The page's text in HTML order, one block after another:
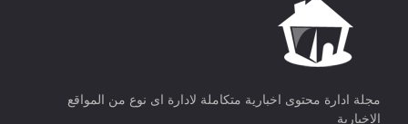
مجلة ادارة محتوى اخبارية متكاملة لادارة اى نوع من المواقع
الاخبارية